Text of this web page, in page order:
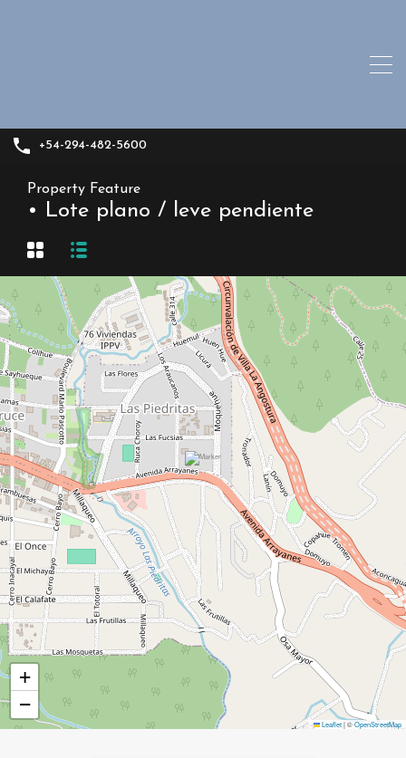
+54-294-482-5600
Property Feature
• Lote plano / leve pendiente
+
−
Leaflet|©OpenStreetMap